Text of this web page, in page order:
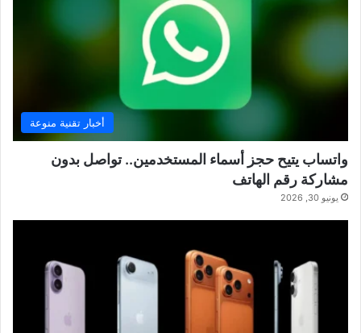
أخبار تقنية منوعة
واتساب يتيح حجز أسماء المستخدمين.. تواصل بدون
مشاركة رقم الهاتف
يونيو 30, 2026